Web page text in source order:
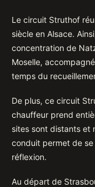
Le circuit Struthof
siècle en Alsace.
concentration de
Moselle,
temps du
De plus, ce circuit
chauffeur prend
sites sont distants et
conduit permet de
réflexion.
Au départ de